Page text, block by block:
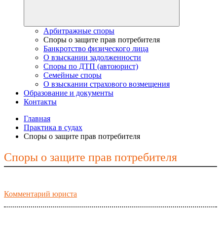
Арбитражные споры
Споры о защите прав потребителя
Банкротство физического лица
О взыскании задолженности
Споры по ДТП (автоюрист)
Семейные споры
О взыскании страхового возмещения
Образование и документы
Контакты
Главная
Практика в судах
Споры о защите прав потребителя
Споры о защите прав потребителя
Комментарий юриста